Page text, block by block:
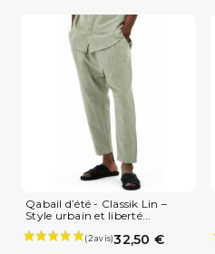
Qabail d’été - Classik Lin –
Style urbain et liberté...
32,50 €